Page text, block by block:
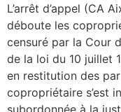
L’arrêt d’appel (CA
déboute les
censuré par la Cour
de la loi du 10 juillet
en restitution des
copropriétaire s’est
subordonnée à la